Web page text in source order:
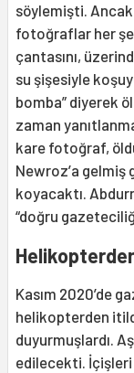
söylemişti.
fotoğraflar her
çantasını,
su şişesiyle
bomba” diyerek
zaman
kare fotoğraf,
Newroz’a gelmiş
koyacaktı.
“doğru
Kasım 2020’de
helikopterden
duyurmuşlardı.
edilecekti. İçişleri